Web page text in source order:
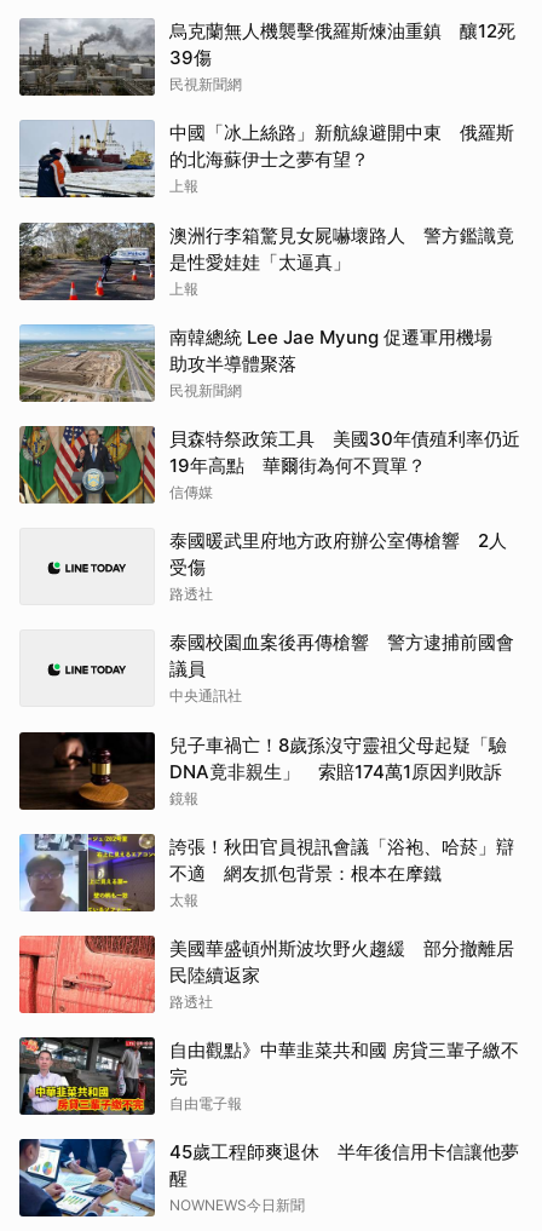
烏克蘭無人機襲擊俄羅斯煉油重鎮 釀12死
39傷
民視新聞網
中國「冰上絲路」新航線避開中東 俄羅斯
的北海蘇伊士之夢有望？
上報
澳洲行李箱驚見女屍嚇壞路人 警方鑑識竟
是性愛娃娃「太逼真」
上報
南韓總統 Lee Jae Myung 促遷軍用機場
助攻半導體聚落
民視新聞網
貝森特祭政策工具 美國30年債殖利率仍近
19年高點 華爾街為何不買單？
信傳媒
泰國暖武里府地方政府辦公室傳槍響 2人
受傷
路透社
泰國校園血案後再傳槍響 警方逮捕前國會
議員
中央通訊社
兒子車禍亡！8歲孫沒守靈祖父母起疑「驗
DNA竟非親生」 索賠174萬1原因判敗訴
鏡報
誇張！秋田官員視訊會議「浴袍、哈菸」辯
不適 網友抓包背景：根本在摩鐵
太報
美國華盛頓州斯波坎野火趨緩 部分撤離居
民陸續返家
路透社
自由觀點》中華韭菜共和國 房貸三輩子繳不
完
自由電子報
45歲工程師爽退休 半年後信用卡信讓他夢
醒
NOWNEWS今日新聞